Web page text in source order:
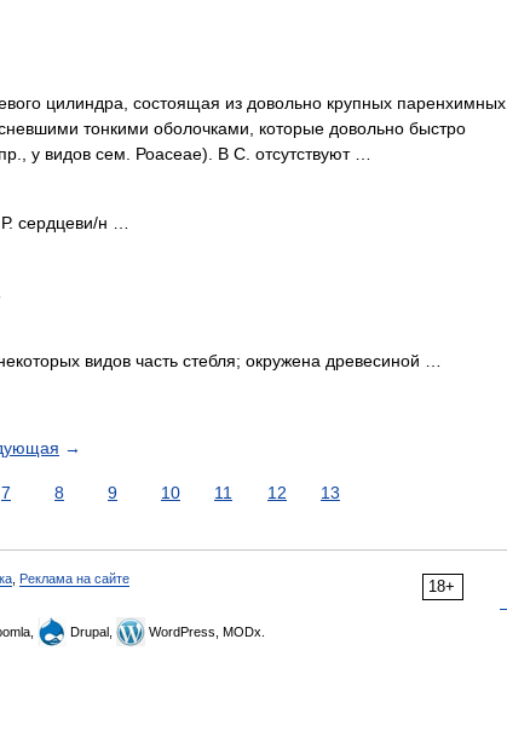
цилиндра, состоящая из довольно крупных паренхимных
тонкими оболочками, которые довольно быстро
у видов сем. Роасеае). В С. отсутствуют …
сердцеви/н …
видов часть стебля; окружена древесиной …
→
7 8 9 10 11 12 13
18+
Реклама на сайте
Drupal, WordPress, MODx.